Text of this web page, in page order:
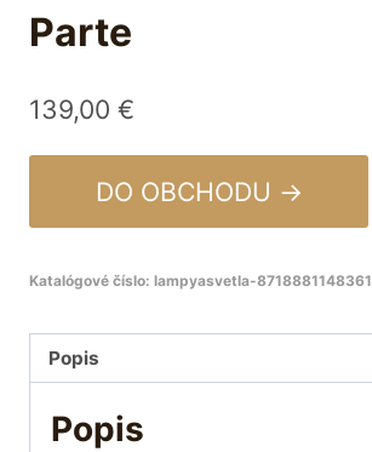
Parte
139,00 €
DO OBCHODU →
Katalógové číslo: lampyasvetla-8718881148361
Popis
Popis